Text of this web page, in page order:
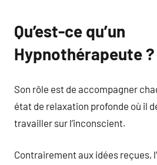
Qu’est-ce qu’un
Hypnothérapeute ?
Son rôle est de accompagner
état de relaxation profonde où il
travailler sur l’inconscient.
Contrairement aux idées reçues,